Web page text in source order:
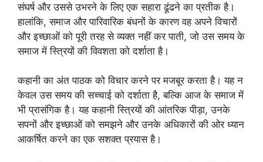
संघर्ष और उससे उभरने के लिए एक सहारा ढूंढने का प्रतीक है।
हालांकि, समाज और पारिवारिक बंधनों के कारण वह अपने विचारों
और इच्छाओं को पूरी तरह से व्यक्त नहीं कर पाती, जो उस समय के
समाज में स्त्रियों की विवशता को दर्शाता है।
कहानी का अंत पाठक को विचार करने पर मजबूर करता है। यह न
केवल उस समय की सच्चाई को दर्शाता है, बल्कि आज के समाज में
भी प्रासंगिक है। यह कहानी स्त्रियों की आंतरिक पीड़ा, उनके
सपनों और इच्छाओं को समझने और उनके अधिकारों की ओर ध्यान
आकर्षित करने का एक सशक्त प्रयास है।